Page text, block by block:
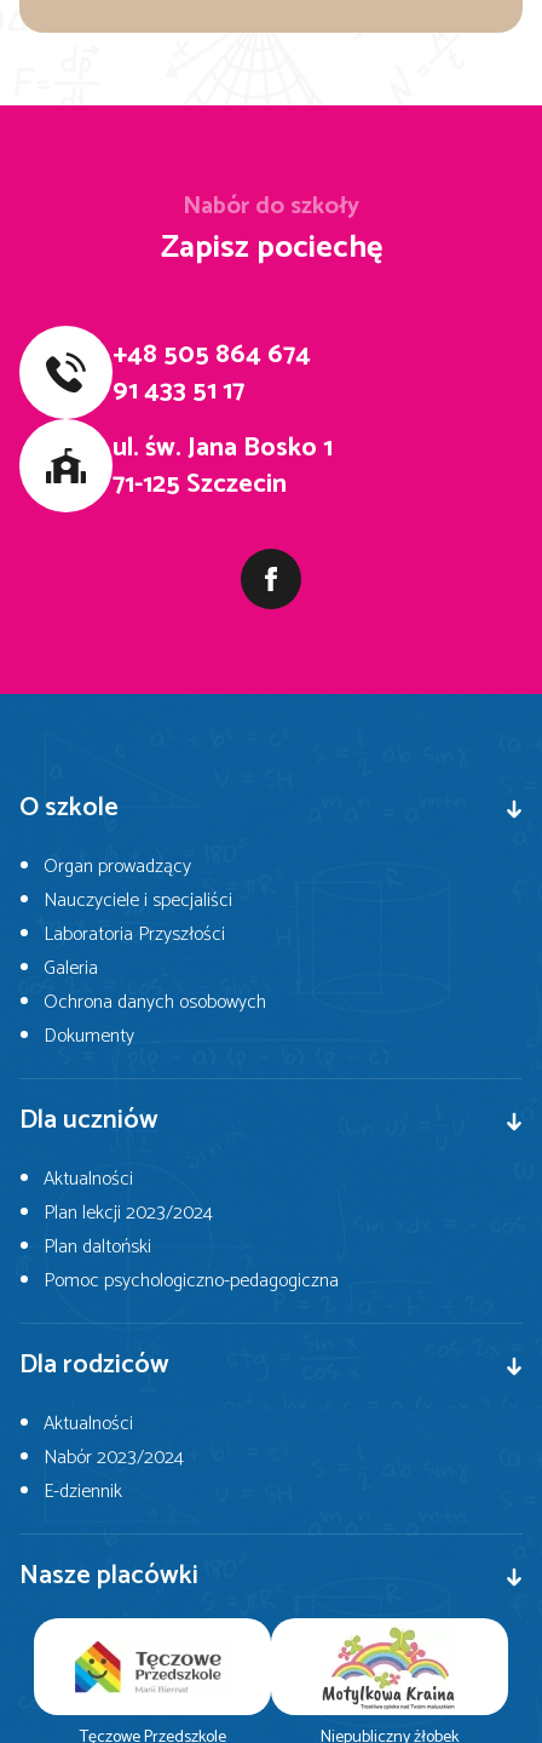
Nabór do szkoły
Zapisz pociechę
+48 505 864 674
91 433 51 17
ul. św. Jana Bosko 1
71-125 Szczecin
O szkole
Organ prowadzący
Nauczyciele i specjaliści
Laboratoria Przyszłości
Galeria
Ochrona danych osobowych
Dokumenty
Dla uczniów
Aktualności
Plan lekcji 2023/2024
Plan daltoński
Pomoc psychologiczno-pedagogiczna
Dla rodziców
Aktualności
Nabór 2023/2024
E-dziennik
Nasze placówki